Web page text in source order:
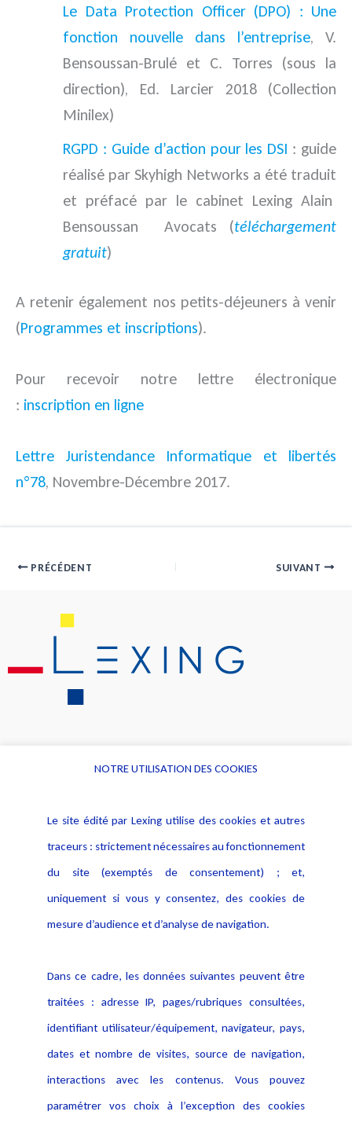
Le Data Protection Officer (DPO) : Une
fonction nouvelle dans l’entreprise, V.
Bensoussan-Brulé et C. Torres (sous la
direction), Ed. Larcier 2018 (Collection
Minilex)
RGPD : Guide d’action pour les DSI : guide
réalisé par Skyhigh Networks a été traduit
et préfacé par le cabinet Lexing Alain
Bensoussan Avocats (téléchargement
gratuit)
A retenir également nos petits-déjeuners à venir
(Programmes et inscriptions).
Pour recevoir notre lettre électronique
: inscription en ligne
Lettre Juristendance Informatique et libertés
n°78, Novembre-Décembre 2017.
PRÉCÉDENT SUIVANT
Alerte professionnelle
Déclaration d'accessibilité
Notice Légale
Politique de protection des
données
Publications
NOTRE UTILISATION DES COOKIES
Le site édité par Lexing utilise des cookies et autres
traceurs : strictement nécessaires au fonctionnement
du site (exemptés de consentement) ; et,
uniquement si vous y consentez, des cookies de
mesure d’audience et d’analyse de navigation.
Dans ce cadre, les données suivantes peuvent être
traitées : adresse IP, pages/rubriques consultées,
identifiant utilisateur/équipement, navigateur, pays,
dates et nombre de visites, source de navigation,
interactions avec les contenus. Vous pouvez
paramétrer vos choix à l’exception des cookies